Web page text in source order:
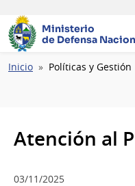
Ministerio
de Defensa
Ruta
Inicio Políticas y Gestión
Atención al
03/11/2025